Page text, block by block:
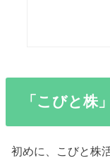
「こびと株
初めに、こびと株